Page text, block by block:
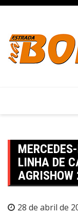
Ir
conteúdo
LINHA DE
28 de abril de